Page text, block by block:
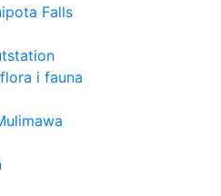
Falls
i fauna